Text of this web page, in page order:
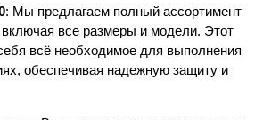
: Мы предлагаем полный ассортимент
все размеры и модели. Этот
всё необходимое для выполнения
обеспечивая надежную защиту и